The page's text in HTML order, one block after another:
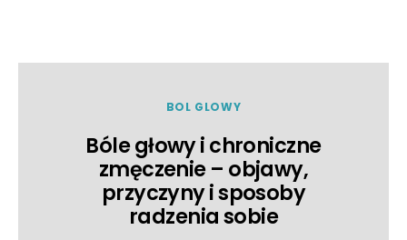
BOL GLOWY
Bóle głowy i chroniczne
zmęczenie – objawy,
przyczyny i sposoby
radzenia sobie